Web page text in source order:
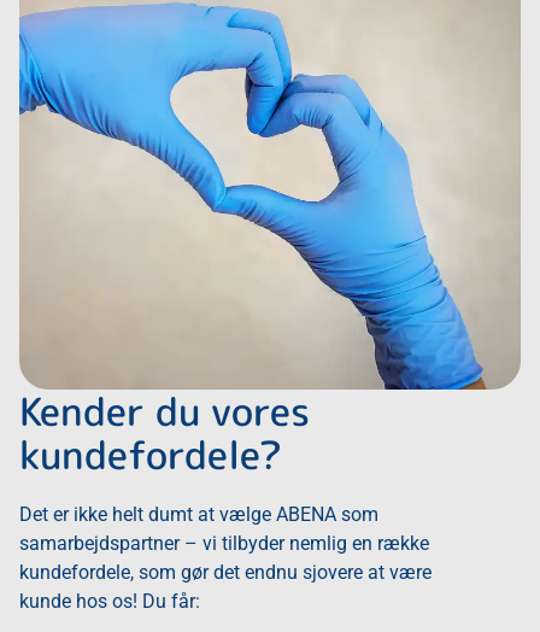
Kender du vores
kundefordele?
Det er ikke helt dumt at vælge ABENA som
samarbejdspartner – vi tilbyder nemlig en række
kundefordele, som gør det endnu sjovere at være
kunde hos os! Du får: